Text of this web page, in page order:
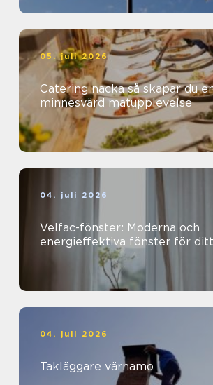
05. juli 2026
Catering nacka så skapar du en
minnesvärd matupplevelse
04. juli 2026
Velfac-fönster: Moderna och
energieffektiva fönster för
04. juli 2026
Takläggare värnamo